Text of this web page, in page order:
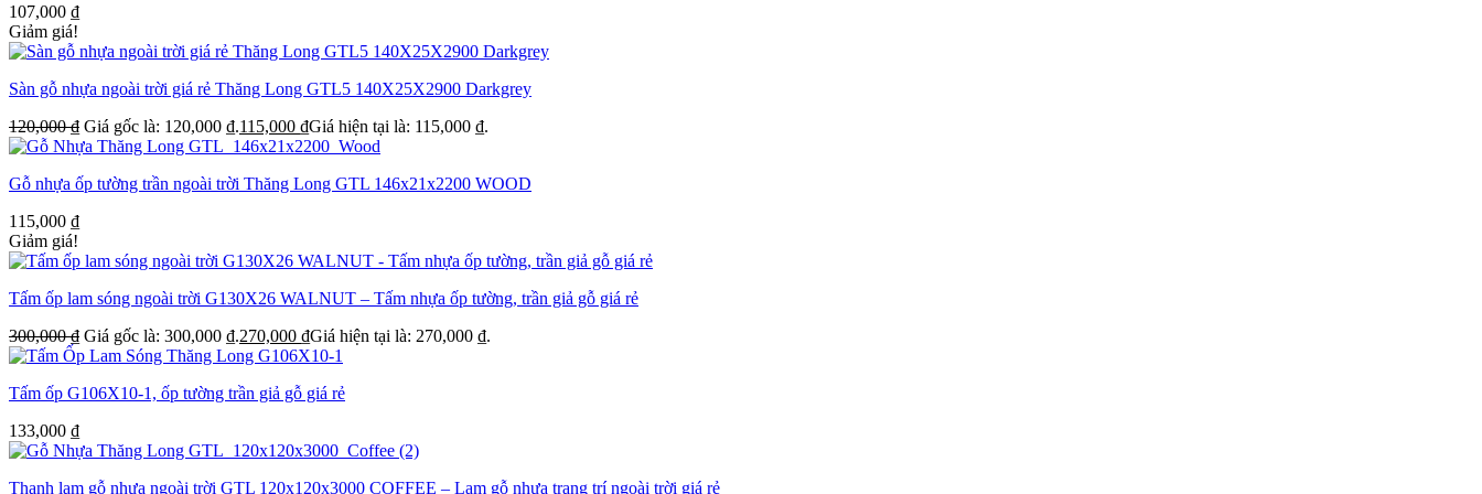
107,000 ₫
Giảm giá!
Sàn gỗ nhựa ngoài trời giá rẻ Thăng Long GTL5 140X25X2900 Darkgrey
120,000₫ Giá gốc là: 120,000 ₫.115,000 ₫Giá hiện tại là: 115,000 ₫.
Gỗ nhựa ốp tường trần ngoài trời Thăng Long GTL 146x21x2200 WOOD
115,000 ₫
Giảm giá!
Tấm ốp lam sóng ngoài trời G130X26 WALNUT – Tấm nhựa ốp tường, trần giả gỗ giá rẻ
300,000₫ Giá gốc là: 300,000 ₫.270,000 ₫Giá hiện tại là: 270,000 ₫.
Tấm ốp G106X10-1, ốp tường trần giả gỗ giá rẻ
133,000 ₫
Thanh lam gỗ nhựa ngoài trời GTL 120x120x3000 COFFEE – Lam gỗ nhựa trang trí ngoài trời giá rẻ